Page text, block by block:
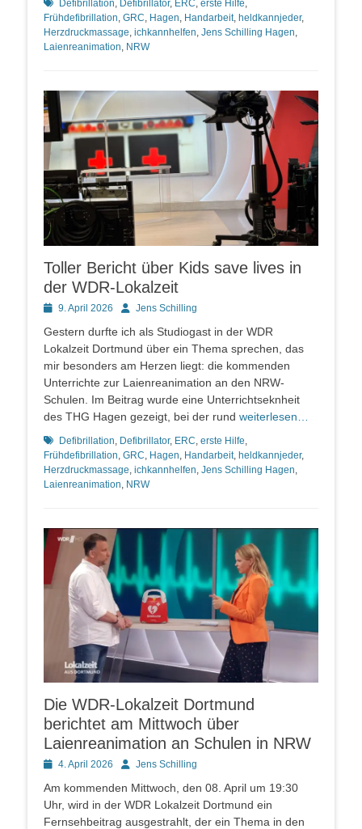
Schlagworte
Defibrillation, Defibrillator, ERC, erste Hilfe,
Frühdefibrillation, GRC, Hagen, Handarbeit, heldkannjeder,
Herzdruckmassage, ichkannhelfen, Jens Schilling Hagen,
Laienreanimation, NRW
Toller Bericht über Kids save lives in
der WDR-Lokalzeit
Posted9. April 2026 AutorJens Schilling
Gestern durfte ich als Studiogast in der WDR
Lokalzeit Dortmund über ein Thema sprechen, das
mir besonders am Herzen liegt: die kommenden
Unterrichte zur Laienreanimation an den NRW-
Schulen. Im Beitrag wurde eine Unterrichtseknheit
des THG Hagen gezeigt, bei der rund weiterlesen…
Schlagworte
Defibrillation, Defibrillator, ERC, erste Hilfe,
Frühdefibrillation, GRC, Hagen, Handarbeit, heldkannjeder,
Herzdruckmassage, ichkannhelfen, Jens Schilling Hagen,
Laienreanimation, NRW
Die WDR-Lokalzeit Dortmund
berichtet am Mittwoch über
Laienreanimation an Schulen in NRW
Posted4. April 2026 AutorJens Schilling
Am kommenden Mittwoch, den 08. April um 19:30
Uhr, wird in der WDR Lokalzeit Dortmund ein
Fernsehbeitrag ausgestrahlt, der ein Thema in den